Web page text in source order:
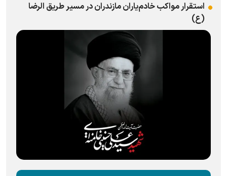
استقرار مواکب خادم‌یاران مازندران در مسیر طریق الرضا
(ع)